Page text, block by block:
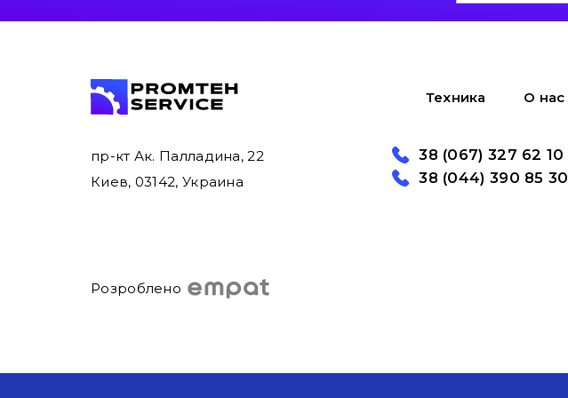
Техника О нас
пр-кт Ак. Палладина, 22
Киев, 03142, Украина
Розроблено
38 (067) 327 62 10
38 (044) 390 85 30